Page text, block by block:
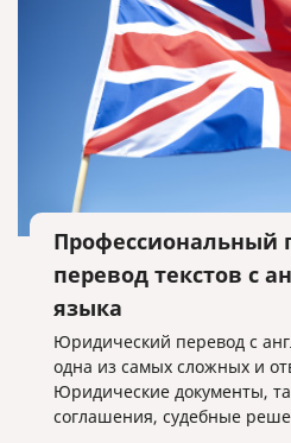
Профессиональный
перевод текстов с
языка
Юридический перевод с
одна из самых сложных и
Юридические документы,
соглашения, судебные